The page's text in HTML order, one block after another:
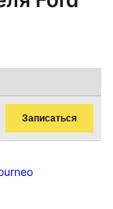
Записаться